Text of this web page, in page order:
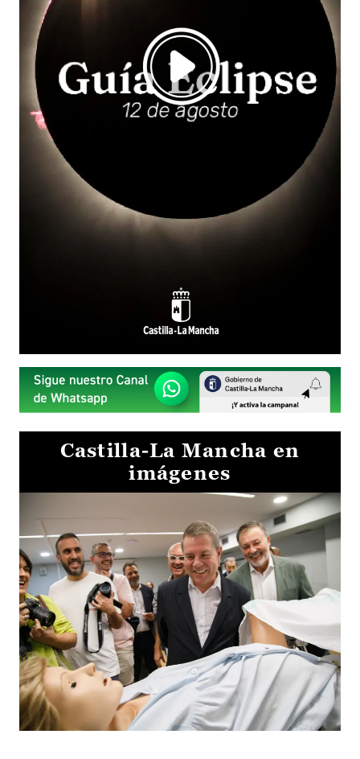
Castilla-La Mancha en
imágenes